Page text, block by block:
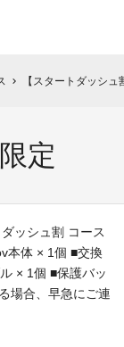
chevron_right 【スタートダッシ
定
ッシュ割 コース
本体 × 1個 ■交換
× 1個 ■保護バッ
場合、早急にご連